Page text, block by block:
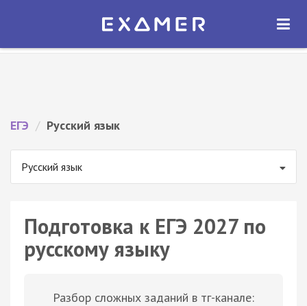
Экзамер — ЕГЭ 2027
ОТКРЫТЬ
ЕГЭ / Русский язык
Русский язык
Подготовка к ЕГЭ 2027 по
русскому языку
Разбор сложных заданий в тг-канале: